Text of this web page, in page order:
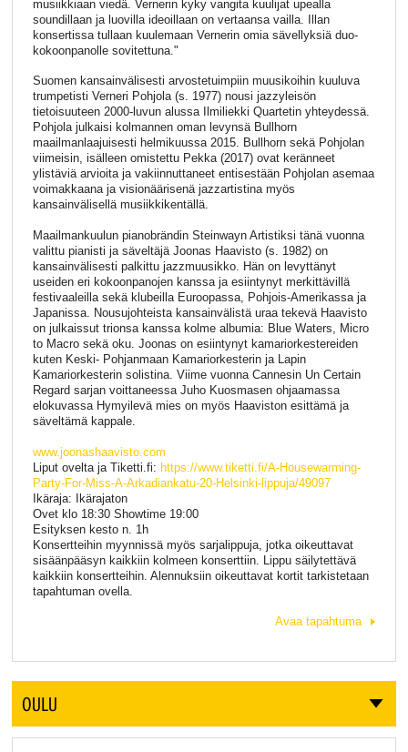
musiikkiaan viedä. Vernerin kyky vangita kuulijat upealla
soundillaan ja luovilla ideoillaan on vertaansa vailla. Illan
konsertissa tullaan kuulemaan Vernerin omia sävellyksiä duo-
kokoonpanolle sovitettuna."
Suomen kansainvälisesti arvostetuimpiin muusikoihin kuuluva
trumpetisti Verneri Pohjola (s. 1977) nousi jazzyleisön
tietoisuuteen 2000-luvun alussa Ilmiliekki Quartetin yhteydessä.
Pohjola julkaisi kolmannen oman levynsä Bullhorn
maailmanlaajuisesti helmikuussa 2015. Bullhorn sekä Pohjolan
viimeisin, isälleen omistettu Pekka (2017) ovat keränneet
ylistäviä arvioita ja vakiinnuttaneet entisestään Pohjolan asemaa
voimakkaana ja visionäärisenä jazzartistina myös
kansainvälisellä musiikkikentällä.
Maailmankuulun pianobrändin Steinwayn Artistiksi tänä vuonna
valittu pianisti ja säveltäjä Joonas Haavisto (s. 1982) on
kansainvälisesti palkittu jazzmuusikko. Hän on levyttänyt
useiden eri kokoonpanojen kanssa ja esiintynyt merkittävillä
festivaaleilla sekä klubeilla Euroopassa, Pohjois-Amerikassa ja
Japanissa. Nousujohteista kansainvälistä uraa tekevä Haavisto
on julkaissut trionsa kanssa kolme albumia: Blue Waters, Micro
to Macro sekä oku. Joonas on esiintynyt kamariorkestereiden
kuten Keski- Pohjanmaan Kamariorkesterin ja Lapin
Kamariorkesterin solistina. Viime vuonna Cannesin Un Certain
Regard sarjan voittaneessa Juho Kuosmasen ohjaamassa
elokuvassa Hymyilevä mies on myös Haaviston esittämä ja
säveltämä kappale.
www.joonashaavisto.com
Liput ovelta ja Tiketti.fi: https://www.tiketti.fi/A-Housewarming-
Party-For-Miss-A-Arkadiankatu-20-Helsinki-lippuja/49097
Ikäraja: Ikärajaton
Ovet klo 18:30 Showtime 19:00
Esityksen kesto n. 1h
Konsertteihin myynnissä myös sarjalippuja, jotka oikeuttavat
sisäänpääsyn kaikkiin kolmeen konserttiin. Lippu säilytettävä
kaikkiin konsertteihin. Alennuksiin oikeuttavat kortit tarkistetaan
tapahtuman ovella.
Avaa tapahtuma
OULU